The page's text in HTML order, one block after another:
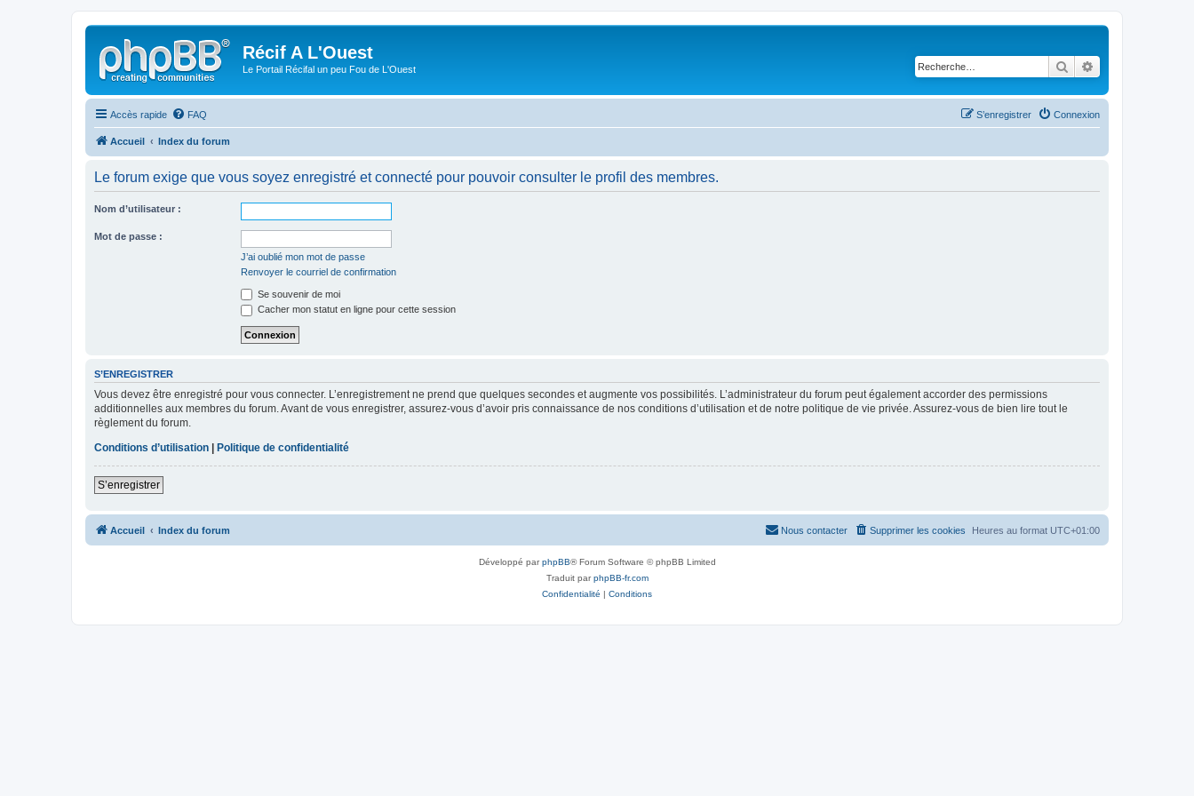
Récif A L'Ouest
Le Portail Récifal un peu Fou de L'Ouest Rechercher
Accès rapide FAQ Connexion
S’enregistrer
Accueil Index du forum
Le forum exige que vous soyez enregistré et connecté pour pouvoir consulter le profil des membres.
Nom d’utilisateur :
Mot de passe :
J’ai oublié mon mot de passe
Renvoyer le courriel de confirmation
Se souvenir de moi
Cacher mon statut en ligne pour cette session
S’ENREGISTRER
Vous devez être enregistré pour vous connecter. L’enregistrement ne prend que quelques secondes et augmente vos possibilités. L’administrateur du forum peut également accorder des permissions
additionnelles aux membres du forum. Avant de vous enregistrer, assurez-vous d’avoir pris connaissance de nos conditions d’utilisation et de notre politique de vie privée. Assurez-vous de bien lire tout le
règlement du forum.
Conditions d’utilisation
Politique de confidentialité
S’enregistrer
Accueil Index du forum Heures au format UTC+01:00
Supprimer les cookies
Nous contacter
Développé parphpBB® Forum Software © phpBB Limited
Traduit parphpBB-fr.com
Confidentialité | Conditions